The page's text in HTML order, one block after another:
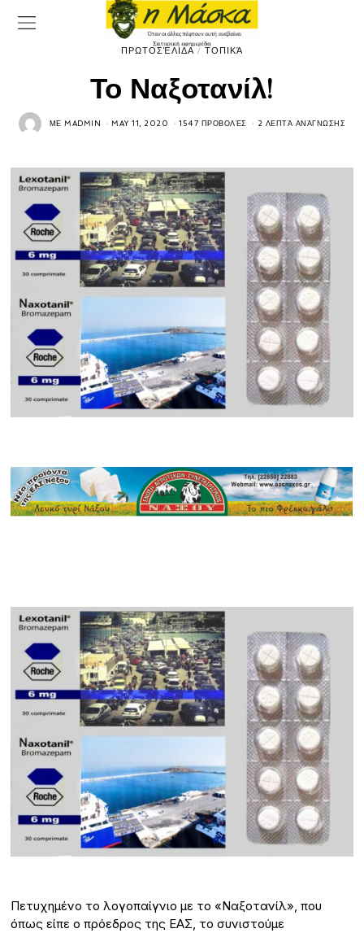
ΠΡΩΤΟΣΈΛΙΔΑ / ΤΟΠΙΚΆ
Το Ναξοτανίλ!
ΜΕMADMIN MAY 11, 2020 1547 ΠΡΟΒΟΛΈΣ 2 ΛΕΠΤΆ ΑΝΆΓΝΩΣΗΣ
Πετυχημένο το λογοπαίγνιο με το «Ναξοτανίλ», που
όπως είπε ο πρόεδρος της ΕΑΣ, το συνιστούμε